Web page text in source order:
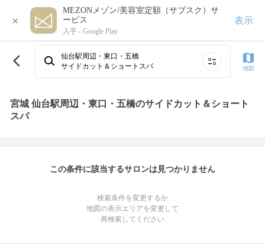
×
MEZONメゾン/美容室定額（サブスク）サ
ービス
入手 - Google Play
表示
仙台駅周辺・東口・五橋
サイドカット＆ショートスパ
地図
宮城 仙台駅周辺・東口・五橋のサイドカット＆ショート
スパ
この条件に該当するサロンは見つかりません
検索条件を変更するか
地図の表示エリアを変更して
再検索してください